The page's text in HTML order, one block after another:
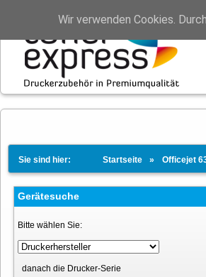
Sie sind hier: Startseite Officejet
Gerätesuche
Bitte wählen Sie:
danach die Drucker-Serie
Wir verwenden Cookies.